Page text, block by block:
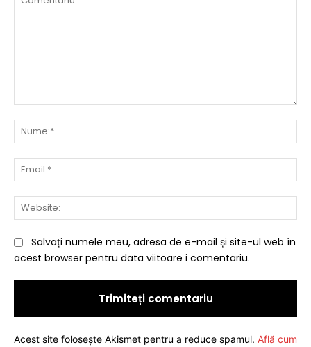
Salvați numele meu, adresa de e-mail și site-ul web în
acest browser pentru data viitoare i comentariu.
Acest site folosește Akismet pentru a reduce spamul. Află cum